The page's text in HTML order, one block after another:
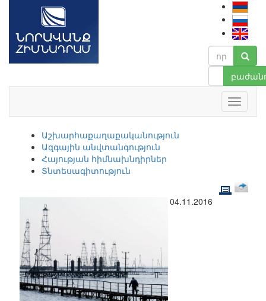
Աշխարհաքաղաքականություն
Ազգային անվտանգություն
Հայության հիմնախնդիրներ
Տնտեսագիտություն
04.11.2016